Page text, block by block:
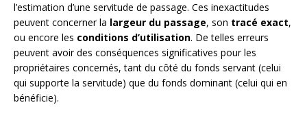
l’estimation d’une servitude de passage. Ces inexactitudes
peuvent concerner la largeur du passage, son tracé exact,
ou encore les conditions d’utilisation. De telles erreurs
peuvent avoir des conséquences significatives pour les
propriétaires concernés, tant du côté du fonds servant (celui
qui supporte la servitude) que du fonds dominant (celui qui en
bénéficie).